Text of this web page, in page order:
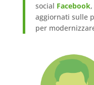
social Facebook,
aggiornati sulle
per